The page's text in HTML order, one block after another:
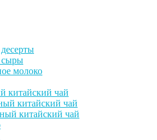
сыры
молоко
китайский чай
китайский чай
китайский чай